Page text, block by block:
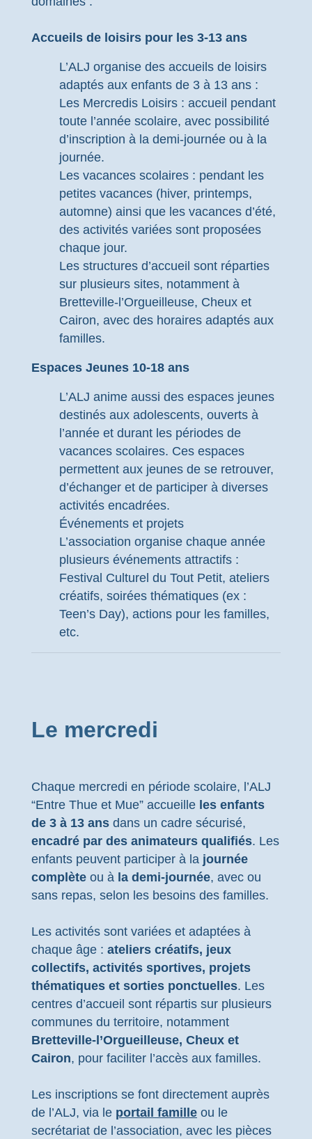
Accueils de loisirs pour les 3-13 ans
L’ALJ organise des accueils de loisirs
adaptés aux enfants de 3 à 13 ans :
Les Mercredis Loisirs : accueil pendant
toute l’année scolaire, avec possibilité
d’inscription à la demi-journée ou à la
journée.
Les vacances scolaires : pendant les
petites vacances (hiver, printemps,
automne) ainsi que les vacances d’été,
des activités variées sont proposées
chaque jour.
Les structures d’accueil sont réparties
sur plusieurs sites, notamment à
Bretteville-l’Orgueilleuse, Cheux et
Cairon, avec des horaires adaptés aux
familles.
Espaces Jeunes 10-18 ans
L’ALJ anime aussi des espaces jeunes
destinés aux adolescents, ouverts à
l’année et durant les périodes de
vacances scolaires. Ces espaces
permettent aux jeunes de se retrouver,
d’échanger et de participer à diverses
activités encadrées.
Événements et projets
L’association organise chaque année
plusieurs événements attractifs :
Festival Culturel du Tout Petit, ateliers
créatifs, soirées thématiques (ex :
Teen’s Day), actions pour les familles,
etc.
Le mercredi
Chaque mercredi en période scolaire, l’ALJ
“Entre Thue et Mue” accueille les enfants
de 3 à 13 ans dans un cadre sécurisé,
encadré par des animateurs qualifiés. Les
enfants peuvent participer à la journée
complète ou à la demi-journée, avec ou
sans repas, selon les besoins des familles.
Les activités sont variées et adaptées à
chaque âge : ateliers créatifs, jeux
collectifs, activités sportives, projets
thématiques et sorties ponctuelles. Les
centres d’accueil sont répartis sur plusieurs
communes du territoire, notamment
Bretteville-l’Orgueilleuse, Cheux et
Cairon, pour faciliter l’accès aux familles.
Les inscriptions se font directement auprès
de l’ALJ, via le portail famille ou le
secrétariat de l’association, avec les pièces